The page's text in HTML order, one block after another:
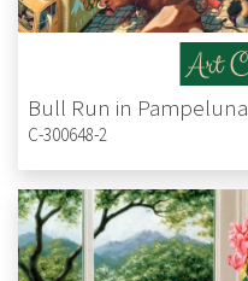
Bull Run in Pampeluna
C-300648-2